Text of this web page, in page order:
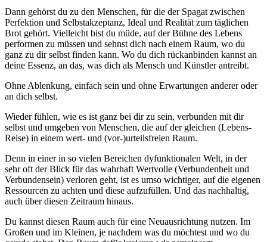
Dann gehörst du zu den Menschen, für die der Spagat zwischen
Perfektion und Selbstakzeptanz, Ideal und Realität zum täglichen
Brot gehört. Vielleicht bist du müde, auf der Bühne des Lebens
performen zu müssen und sehnst dich nach einem Raum, wo du
ganz zu dir selbst finden kann. Wo du dich rückanbinden kannst an
deine Essenz, an das, was dich als Mensch und Künstler antreibt.
Ohne Ablenkung, einfach sein und ohne Erwartungen anderer oder
an dich selbst.
Wieder fühlen, wie es ist ganz bei dir zu sein, verbunden mit dir
selbst und umgeben von Menschen, die auf der gleichen (Lebens-
Reise) in einem wert- und (vor-)urteilsfreien Raum.
Denn in einer in so vielen Bereichen dyfunktionalen Welt, in der
sehr oft der Blick für das wahrhaft Wertvolle (Verbundenheit und
Verbundensein) verloren geht, ist es umso wichtiger, auf die eigenen
Ressourcen zu achten und diese aufzufüllen. Und das nachhaltig,
auch über diesen Zeitraum hinaus.
Du kannst diesen Raum auch für eine Neuausrichtung nutzen. Im
Großen und im Kleinen, je nachdem was du möchtest und wo du